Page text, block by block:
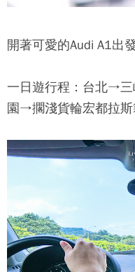
開著可愛的Audi A1出
一日遊行程：台北→
園→擱淺貨輪宏都拉斯